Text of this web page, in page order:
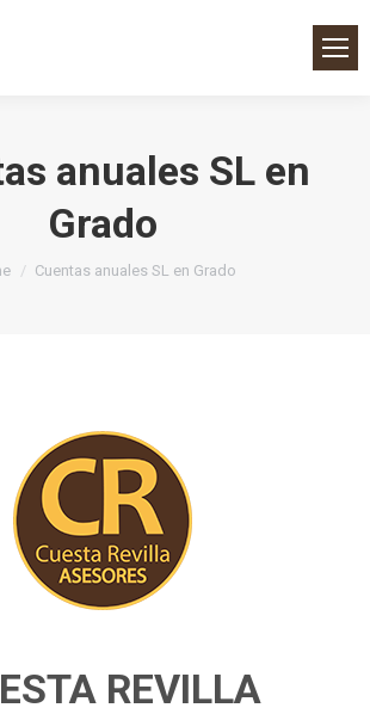
anuales SL en
Grado
are here:
Cuentas anuales SL en Grado
REVILLA